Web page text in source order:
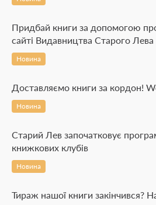
Придбай книги за допомогою
сайті Видавництва Старого Лева
Новина
Доставляємо книги за кордон!
Новина
Старий Лев започатковує
книжкових клубів
Новина
Тираж нашої книги закінчився?